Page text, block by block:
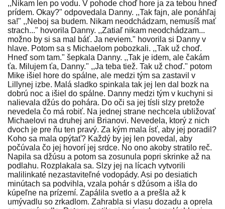
,,Nikam len po vodu. V pohode choď hore ja za tebou hneď
prídem. Okay?" odpovedala Danny. ,,Tak fajn, ale ponáhľaj
sa!" ,,Neboj sa budem. Nikam neodchádzam, nemusíš mať
strach..." hovorila Danny. ,,Zatiaľ nikam neodchádzam...
možno by si sa mal báť. Ja neviem." hovorila si Danny v
hlave. Potom sa s Michaelom pobozkali. ,,Tak už choď.
Hneď som tam." šepkala Danny. ,,Tak je idem, ale čakám
ťa. Milujem ťa, Danny." ,,Ja teba tiež. Tak už choď." potom
Mike išiel hore do spálne, ale medzi tým sa zastavil v
Lillynej izbe. Malá sladko spinkala tak jej len dal bozk na
dobrú noc a išiel do spálne. Danny medzi tým v kuchyni si
nalievala džús do pohára. Do oči sa jej tísli slzy pretože
nevedela čo má robiť. Na jednej strane nechcela ubližovať
Michaelovi na druhej ani Brianovi. Nevedela, ktorý z nich
dvoch je pre ňu ten pravý. Za kým mala ísť, aby jej poradil?
Koho sa mala opýtať? Každý by jej len povedal, aby
počúvala čo jej hovorí jej srdce. No ono akoby stratilo reč.
Napila sa džúsu a potom sa zosunula popri skrinke až na
podlahu. Rozplakala sa. Slzy jej na lícach vytvorili
malilinkaté nezastaviteľné vodopády. Asi po desiatich
minútach sa podvihla, vzala pohár s džúsom a išla do
kúpeľne na prízemí. Zapálila svetlo a a prešla až k
umývadlu so zrkadlom. Zahrabla si vlasu dozadu a oprela